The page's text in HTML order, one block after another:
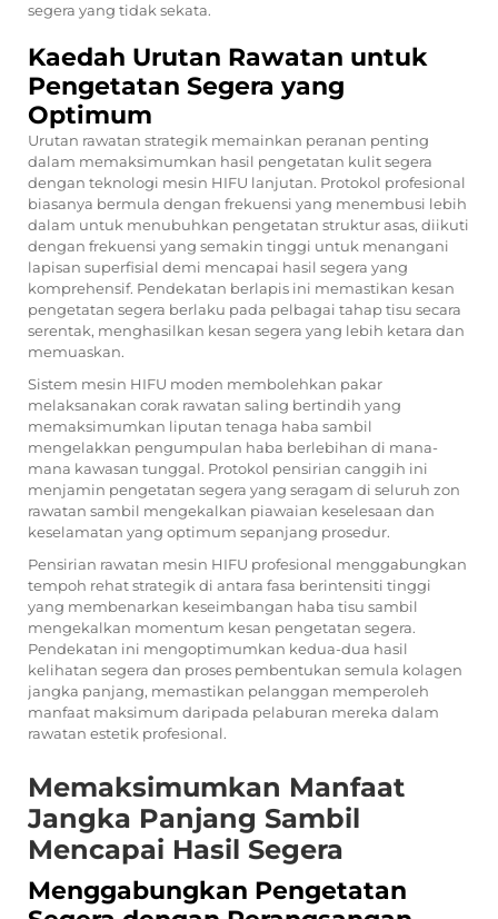
segera yang tidak sekata.
Kaedah Urutan Rawatan untuk
Pengetatan Segera yang
Optimum
Urutan rawatan strategik memainkan peranan penting
dalam memaksimumkan hasil pengetatan kulit segera
dengan teknologi mesin HIFU lanjutan. Protokol profesional
biasanya bermula dengan frekuensi yang menembusi lebih
dalam untuk menubuhkan pengetatan struktur asas, diikuti
dengan frekuensi yang semakin tinggi untuk menangani
lapisan superfisial demi mencapai hasil segera yang
komprehensif. Pendekatan berlapis ini memastikan kesan
pengetatan segera berlaku pada pelbagai tahap tisu secara
serentak, menghasilkan kesan segera yang lebih ketara dan
memuaskan.
Sistem mesin HIFU moden membolehkan pakar
melaksanakan corak rawatan saling bertindih yang
memaksimumkan liputan tenaga haba sambil
mengelakkan pengumpulan haba berlebihan di mana-
mana kawasan tunggal. Protokol pensirian canggih ini
menjamin pengetatan segera yang seragam di seluruh zon
rawatan sambil mengekalkan piawaian keselesaan dan
keselamatan yang optimum sepanjang prosedur.
Pensirian rawatan mesin HIFU profesional menggabungkan
tempoh rehat strategik di antara fasa berintensiti tinggi
yang membenarkan keseimbangan haba tisu sambil
mengekalkan momentum kesan pengetatan segera.
Pendekatan ini mengoptimumkan kedua-dua hasil
kelihatan segera dan proses pembentukan semula kolagen
jangka panjang, memastikan pelanggan memperoleh
manfaat maksimum daripada pelaburan mereka dalam
rawatan estetik profesional.
Memaksimumkan Manfaat
Jangka Panjang Sambil
Mencapai Hasil Segera
Menggabungkan Pengetatan